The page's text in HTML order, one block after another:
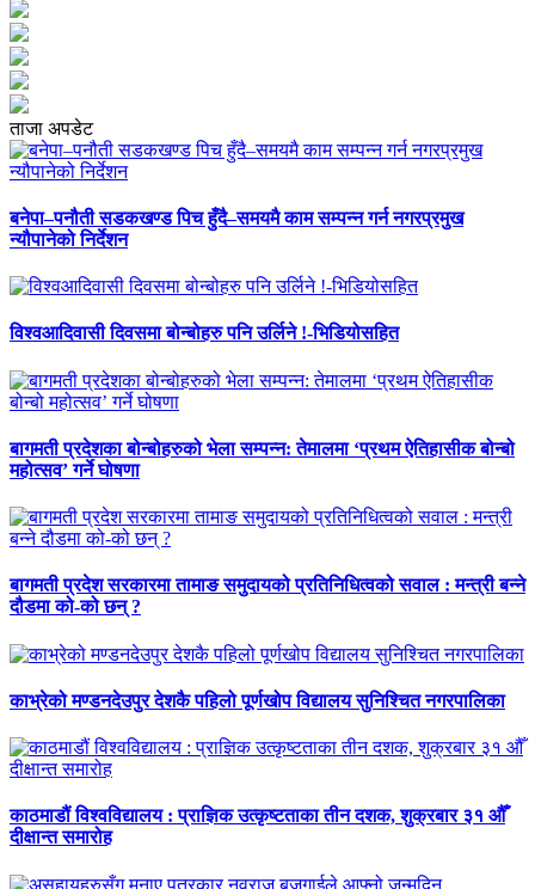
ताजा अपडेट
बनेपा–पनौती सडकखण्ड पिच हुँदै–समयमै काम सम्पन्न गर्न नगरप्रमुख
न्यौपानेको निर्देशन
विश्वआदिवासी दिवसमा बोन्बोहरु पनि उर्लिने !-भिडियोसहित
बागमती प्रदेशका बोन्बोहरुको भेला सम्पन्न: तेमालमा ‘प्रथम ऐतिहासीक बोन्बो
महोत्सव’ गर्ने घोषणा
बागमती प्रदेश सरकारमा तामाङ समुदायको प्रतिनिधित्वको सवाल : मन्त्री बन्ने
दौडमा को‐को छन् ?
काभ्रेको मण्डनदेउपुर देशकै पहिलो पूर्णखोप विद्यालय सुनिश्चित नगरपालिका
काठमाडौं विश्वविद्यालय : प्राज्ञिक उत्कृष्टताका तीन दशक, शुक्रबार ३१ औँ
दीक्षान्त समारोह